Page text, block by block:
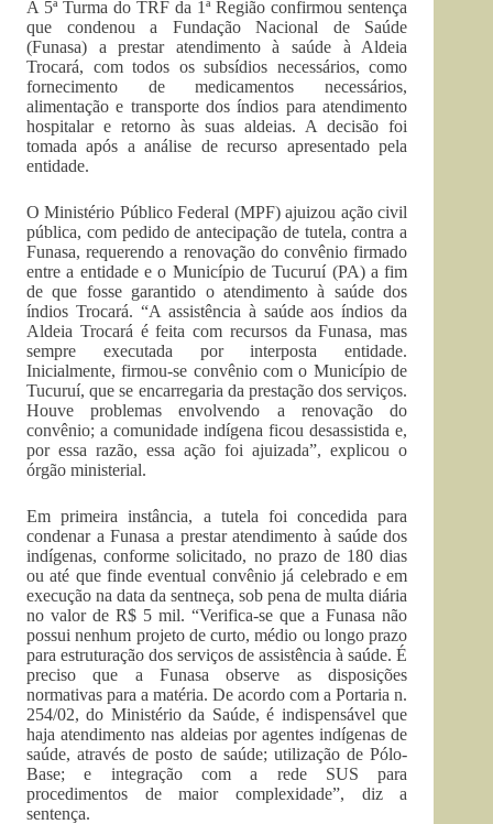
A 5ª Turma do TRF da 1ª Região confirmou sentença
que condenou a Fundação Nacional de Saúde
(Funasa) a prestar atendimento à saúde à Aldeia
Trocará, com todos os subsídios necessários, como
fornecimento de medicamentos necessários,
alimentação e transporte dos índios para atendimento
hospitalar e retorno às suas aldeias. A decisão foi
tomada após a análise de recurso apresentado pela
entidade.
O Ministério Público Federal (MPF) ajuizou ação civil
pública, com pedido de antecipação de tutela, contra a
Funasa, requerendo a renovação do convênio firmado
entre a entidade e o Município de Tucuruí (PA) a fim
de que fosse garantido o atendimento à saúde dos
índios Trocará. “A assistência à saúde aos índios da
Aldeia Trocará é feita com recursos da Funasa, mas
sempre executada por interposta entidade.
Inicialmente, firmou-se convênio com o Município de
Tucuruí, que se encarregaria da prestação dos serviços.
Houve problemas envolvendo a renovação do
convênio; a comunidade indígena ficou desassistida e,
por essa razão, essa ação foi ajuizada”, explicou o
órgão ministerial.
Em primeira instância, a tutela foi concedida para
condenar a Funasa a prestar atendimento à saúde dos
indígenas, conforme solicitado, no prazo de 180 dias
ou até que finde eventual convênio já celebrado e em
execução na data da sentneça, sob pena de multa diária
no valor de R$ 5 mil. “Verifica-se que a Funasa não
possui nenhum projeto de curto, médio ou longo prazo
para estruturação dos serviços de assistência à saúde. É
preciso que a Funasa observe as disposições
normativas para a matéria. De acordo com a Portaria n.
254/02, do Ministério da Saúde, é indispensável que
haja atendimento nas aldeias por agentes indígenas de
saúde, através de posto de saúde; utilização de Pólo-
Base; e integração com a rede SUS para
procedimentos de maior complexidade”, diz a
sentença.